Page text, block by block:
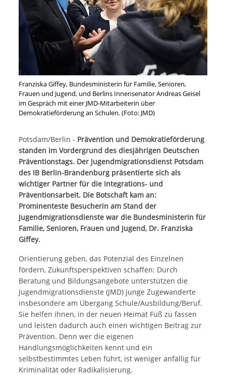
Franziska Giffey, Bundesministerin für Familie, Senioren,
Frauen und Jugend, und Berlins Innensenator Andreas Geisel
im Gespräch mit einer JMD-Mitarbeiterin über
Demokratieförderung an Schulen. (Foto: JMD)
Potsdam/Berlin - Prävention und Demokratieförderung
standen im Vordergrund des diesjährigen Deutschen
Präventionstags. Der Jugendmigrationsdienst Potsdam
des IB Berlin-Brandenburg präsentierte sich als
wichtiger Partner für die Integrations- und
Präventionsarbeit. Die Botschaft kam an:
Prominenteste Besucherin am Stand der
Jugendmigrationsdienste war die Bundesministerin für
Familie, Senioren, Frauen und Jugend, Dr. Franziska
Giffey.
Orientierung geben, das Potenzial des Einzelnen
fördern, Zukunftsperspektiven schaffen: Durch
Beratung und Bildungsangebote unterstützen die
Jugendmigrationsdienste (JMD) junge Zugewanderte
insbesondere am Übergang Schule/Ausbildung/Beruf.
Sie helfen ihnen, in der neuen Heimat Fuß zu fassen
und leisten dadurch auch einen wichtigen Beitrag zur
Prävention. Denn wer die eigenen
Handlungsmöglichkeiten kennt und ein
selbstbestimmtes Leben führt, ist weniger anfällig für
Kriminalität oder Radikalisierung.